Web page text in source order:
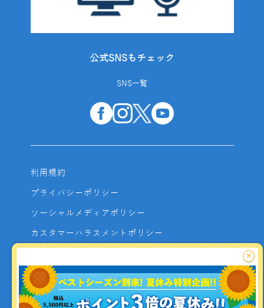
公式SNSもチェック
SNS一覧
利用規約
プライバシーポリシー
ソーシャルメディアポリシー
カスタマーハラスメントポリシー
よくあるご質問
お問い合わせ
×